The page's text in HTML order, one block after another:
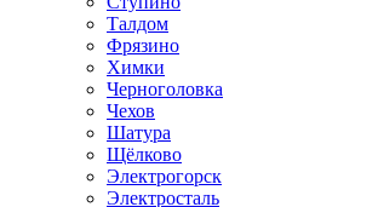
Талдом
Фрязино
Химки
Черноголовка
Чехов
Шатура
Щёлково
Электрогорск
Электросталь